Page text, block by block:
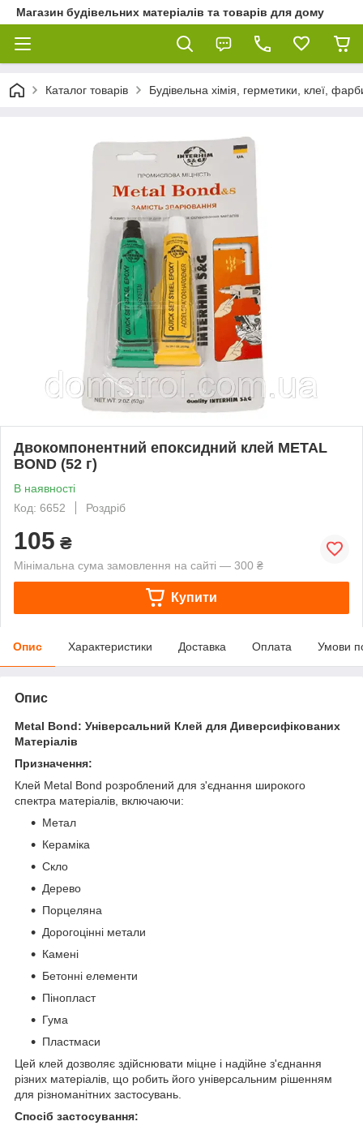
Магазин будівельних матеріалів та товарів для дому
Каталог товарів Будівельна хімія, герметики, клеї,
Двокомпонентний епоксидний клей METAL
BOND (52 г)
В наявності
Код: 6652
Роздріб
105 ₴
Мінімальна сума замовлення на сайті — 300 ₴
Купити
Опис Характеристики Доставка Оплата Умови
Опис
Metal Bond: Універсальний Клей для Диверсифікованих
Матеріалів
Призначення:
Клей Metal Bond розроблений для з'єднання широкого
спектра матеріалів, включаючи:
Метал
Кераміка
Скло
Дерево
Порцеляна
Дорогоцінні метали
Камені
Бетонні елементи
Пінопласт
Гума
Пластмаси
Цей клей дозволяє здійснювати міцне і надійне з'єднання
різних матеріалів, що робить його універсальним рішенням
для різноманітних застосувань.
Спосіб застосування: